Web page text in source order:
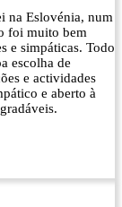
na Eslovénia, num
foi muito bem
e simpáticas. Todo
escolha de
e actividades
e aberto à